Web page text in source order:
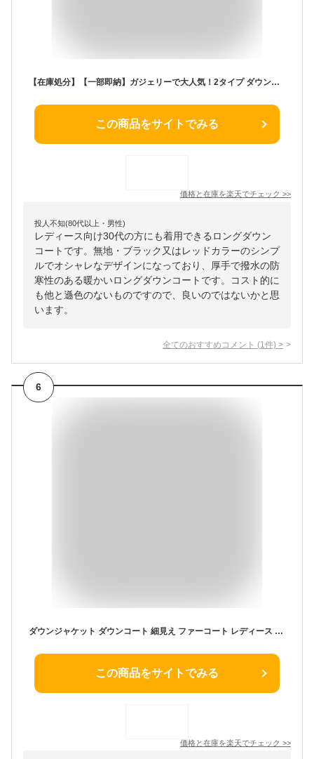
【在庫処分】【一部即納】ガジェリーで大人気！2タイプ ダウンコート レディース 超ロング 秋冬 ベンチコートダウンジャケットフード付き スタンドカラー aライン 着痩せ 撥水 大きいサイズ 黒ブラック 無地 厚手 防寒 ジップアップ アウター
この商品をサイトでみる
価格と在庫を楽天でチェック >>
投人不知(80代以上・男性)
レディース向け30代の方にも着用できるロングダウン
コートです。無地・ブラック又はレッドカラーのシンプ
ルでオシャレなデザインになっており、厚手で撥水の防
寒性のある暖かいロングダウンコートです。コスト的に
も他と遜色のないものですので、良いのではないかと思
います。
全てのおすすめコメント (1 件) >
6
ダウンジャケット ダウンコート 細見え ファーコート レディース コート ロング ファー 毛皮 アウター 上品 きれいめ 20代 30代 40代 50代 60代 オリジナル 秋 冬 [NO.9-8001-line]
この商品をサイトでみる
価格と在庫を楽天でチェック >>